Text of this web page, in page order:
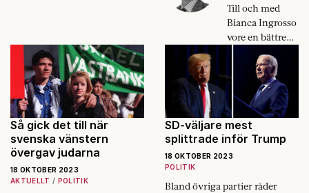
Till och med
Bianca Ingrosso
vore en bättre
Muharrem
Demirok och
Ebba Busch.
Så gick det till när
svenska vänstern
övergav judarna
18 OKTOBER 2023
AKTUELLT
POLITIK
SD-väljare mest
splittrade inför Trump
18 OKTOBER 2023
POLITIK
Bland övriga partier råder